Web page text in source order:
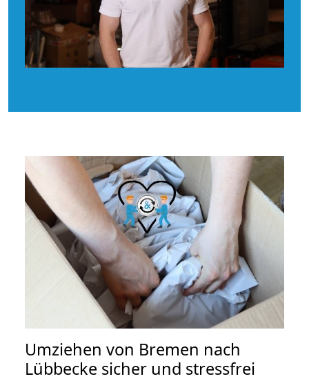
Umziehen von Bremen nach
Lübbecke sicher und stressfrei